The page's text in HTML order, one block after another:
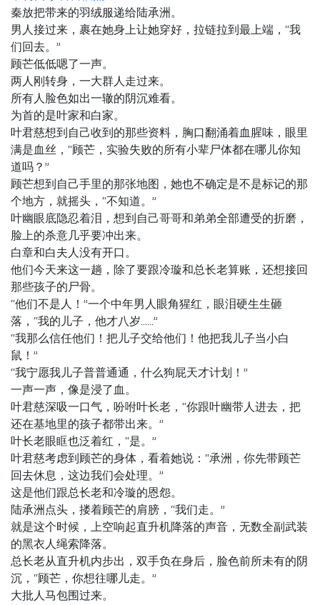
秦放把带来的羽绒服递给陆承洲。
男人接过来，裹在她身上让她穿好，拉链拉到最上端，“我
们回去。”
顾芒低低嗯了一声。
两人刚转身，一大群人走过来。
所有人脸色如出一辙的阴沉难看。
为首的是叶家和白家。
叶君慈想到自己收到的那些资料，胸口翻涌着血腥味，眼里
满是血丝，“顾芒，实验失败的所有小辈尸体都在哪儿你知
道吗？”
顾芒想到自己手里的那张地图，她也不确定是不是标记的那
个地方，就摇头，“不知道。”
叶幽眼底隐忍着泪，想到自己哥哥和弟弟全部遭受的折磨，
脸上的杀意几乎要冲出来。
白章和白夫人没有开口。
他们今天来这一趟，除了要跟冷璇和总长老算账，还想接回
那些孩子的尸骨。
“他们不是人！”一个中年男人眼角猩红，眼泪硬生生砸
落，“我的儿子，他才八岁……”
“我那么信任他们！把儿子交给他们！他把我儿子当小白
鼠！”
“我宁愿我儿子普普通通，什么狗屁天才计划！”
一声一声，像是浸了血。
叶君慈深吸一口气，吩咐叶长老，“你跟叶幽带人进去，把
还在基地里的孩子都带出来。”
叶长老眼眶也泛着红，“是。”
叶君慈考虑到顾芒的身体，看着她说：“承洲，你先带顾芒
回去休息，这边我们会处理。”
这是他们跟总长老和冷璇的恩怨。
陆承洲点头，搂着顾芒的肩膀，“我们走。”
就是这个时候，上空响起直升机降落的声音，无数全副武装
的黑衣人绳索降落。
总长老从直升机内步出，双手负在身后，脸色前所未有的阴
沉，“顾芒，你想往哪儿走。”
大批人马包围过来。